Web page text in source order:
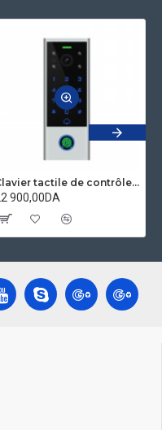
Clavier tactile de contrôle d'accès et IP visiophone étanche avec empreinte digitale compatible Tuya secukey Vcontrol 3-F
900,00DA